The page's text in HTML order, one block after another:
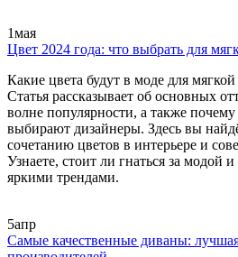
1мая
Цвет 2024 года: что выбрать для
Какие цвета будут в моде для
Статья рассказывает об основных
волне популярности, а также
выбирают дизайнеры. Здесь вы
сочетанию цветов в интерьере и
Узнаете, стоит ли гнаться за модой
яркими трендами.
5апр
Самые качественные диваны: